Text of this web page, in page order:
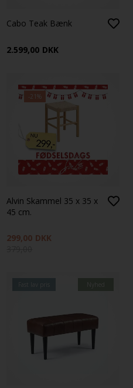
Cabo Teak Bænk
2.599,00 DKK
-21%
Alvin Skammel 35 x 35 x
45 cm.
299,00 DKK